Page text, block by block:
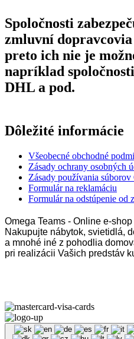
Spoločnosti
zmluvní
preto ich nie je
napríklad
DHL a pod.
Dôležité informácie
Všeobecné obchodné
Zásady ochrany osobných
Zásady používania
Formulár na reklamáciu
Formulár na odstúpenie od
Omega Teams - Online e-
Nakupujte nábytok, svietidlá,
a mnohé iné z pohodlia
pri realizácii Vašich predstáv